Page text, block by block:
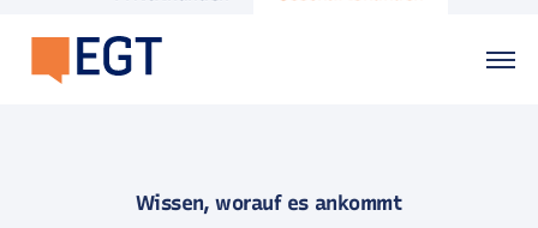
Wissen, worauf es ankommt